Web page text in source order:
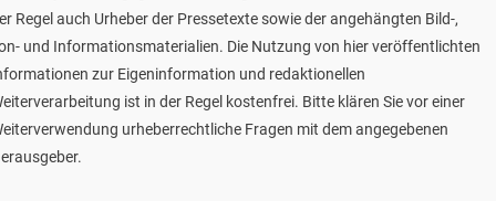
Regel auch Urheber der Pressetexte sowie der angehängten Bild-,
und Informationsmaterialien. Die Nutzung von hier veröffentlichten
zur Eigeninformation und redaktionellen
ist in der Regel kostenfrei. Bitte klären Sie vor einer
urheberrechtliche Fragen mit dem angegebenen